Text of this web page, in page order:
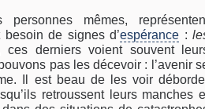
mêmes,
besoin de signes d’espérance :
ces derniers voient souvent
pas les décevoir : l’avenir
Il est beau de les voir
retroussent leurs manches